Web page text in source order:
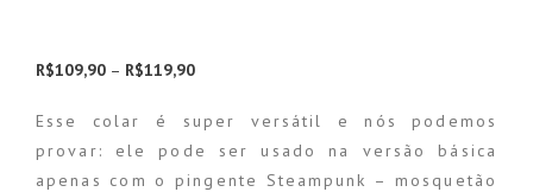
R$109,90 – R$119,90
Esse colar é super versátil e nós podemos
provar: ele pode ser usado na versão básica
apenas com o pingente Steampunk – mosquetão